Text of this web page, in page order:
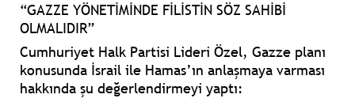
“GAZZE YÖNETİMİNDE FİLİSTİN SÖZ SAHİBİ
OLMALIDIR”
Cumhuriyet Halk Partisi Lideri Özel, Gazze planı
konusunda İsrail ile Hamas’ın anlaşmaya varması
hakkında şu değerlendirmeyi yaptı: